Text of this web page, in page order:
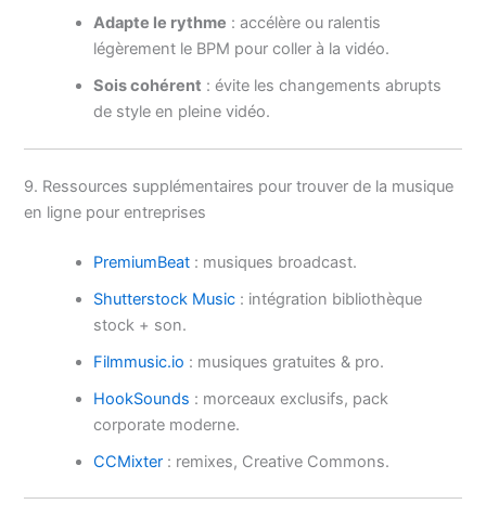
Adapte le rythme : accélère ou ralentis
légèrement le BPM pour coller à la vidéo.
Sois cohérent : évite les changements abrupts
de style en pleine vidéo.
9. Ressources supplémentaires pour trouver de la musique
en ligne pour entreprises
PremiumBeat : musiques broadcast.
Shutterstock Music : intégration bibliothèque
stock + son.
Filmmusic.io : musiques gratuites & pro.
HookSounds : morceaux exclusifs, pack
corporate moderne.
CCMixter : remixes, Creative Commons.